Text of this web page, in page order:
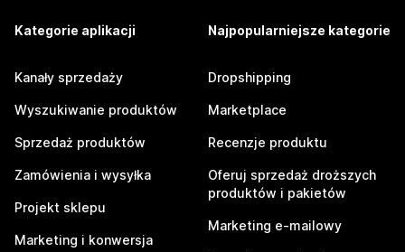
Kategorie aplikacji
Kanały sprzedaży
Wyszukiwanie produktów
Sprzedaż produktów
Zamówienia i wysyłka
Projekt sklepu
Marketing i konwersja
Najpopularniejsze kategorie
Dropshipping
Marketplace
Recenzje produktu
Oferuj sprzedaż droższych
produktów i pakietów
Marketing e-mailowy